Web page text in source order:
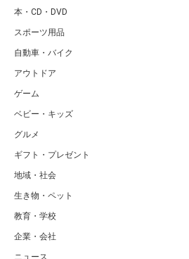
本・CD・DVD
スポーツ用品
自動車・バイク
アウトドア
ゲーム
ベビー・キッズ
グルメ
ギフト・プレゼント
地域・社会
生き物・ペット
教育・学校
企業・会社
ニュース